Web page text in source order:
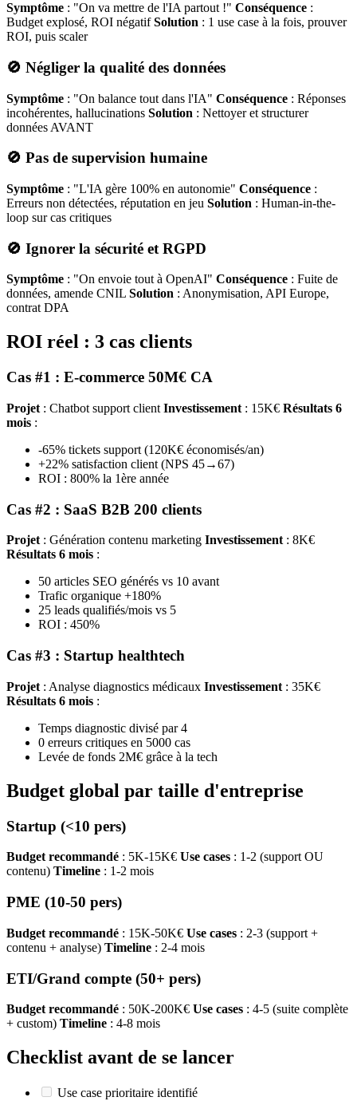
Symptôme : "On va mettre de l'IA partout !" Conséquence :
Budget explosé, ROI négatifSolution : 1 use case à la fois, prouver
ROI, puis scaler
🚫 Négliger la qualité des données
Symptôme : "On balance tout dans l'IA" Conséquence : Réponses
incohérentes, hallucinations Solution : Nettoyer et structurer
données AVANT
🚫 Pas de supervision humaine
Symptôme : "L'IA gère 100% en autonomie" Conséquence :
Erreurs non détectées, réputation en jeu Solution : Human-in-the-
loop sur cas critiques
🚫 Ignorer la sécurité et RGPD
Symptôme : "On envoie tout à OpenAI" Conséquence : Fuite de
données, amende CNIL Solution : Anonymisation, API Europe,
contrat DPA
ROI réel : 3 cas clients
Cas #1 : E-commerce 50M€ CA
Projet : Chatbot support client Investissement : 15K€ Résultats 6
mois :
-65% tickets support (120K€ économisés/an)
+22% satisfaction client (NPS 45→67)
ROI : 800% la 1ère année
Cas #2 : SaaS B2B 200 clients
Projet : Génération contenu marketing Investissement : 8K€
Résultats 6 mois :
50 articles SEO générés vs 10 avant
Trafic organique +180%
25 leads qualifiés/mois vs 5
ROI : 450%
Cas #3 : Startup healthtech
Projet : Analyse diagnostics médicaux Investissement : 35K€
Résultats 6 mois :
Temps diagnostic divisé par 4
0 erreurs critiques en 5000 cas
Levée de fonds 2M€ grâce à la tech
Budget global par taille d'entreprise
Startup (<10 pers)
Budget recommandé : 5K-15K€ Use cases : 1-2 (support OU
contenu) Timeline : 1-2 mois
PME (10-50 pers)
Budget recommandé : 15K-50K€ Use cases : 2-3 (support +
contenu + analyse) Timeline : 2-4 mois
ETI/Grand compte (50+ pers)
Budget recommandé : 50K-200K€ Use cases : 4-5 (suite complète
+ custom) Timeline : 4-8 mois
Checklist avant de se lancer
Use case prioritaire identifié